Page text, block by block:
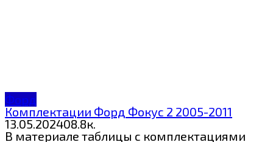
Форд
Комплектации Форд Фокус 2 2005-2011
13.05.202408.8к.
В материале таблицы с комплектациями